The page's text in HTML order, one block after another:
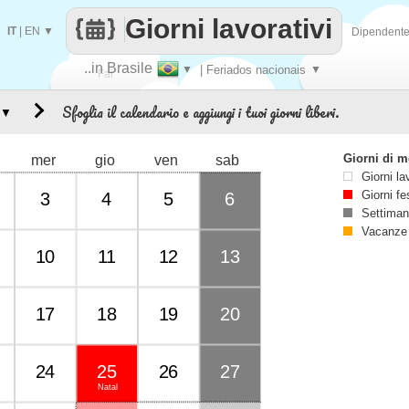
Fai
..in Brasile ▼ | Feriados nacionais ▼
Giorni lavorativi
IT| EN ▼
Sfoglia il calendario e aggiungi i tuoi giorni liberi.
mer gio ven sab
3 4 5 6
10 11 12 13
17 18 19 20
24
Natal
25 26 27
▼
Giorni di
Giorni
Giorni
Vacanze